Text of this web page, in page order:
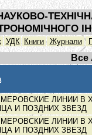
УДК Книги Журнали
Все
ЛИНИИ В
И ПОЗДНИХ ЗВЕЗД
ЛИНИИ В
И ПОЗДНИХ ЗВЕЗД